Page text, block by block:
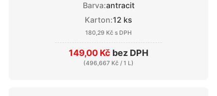
Barva:antracit
Karton:12 ks
180,29 Kč s DPH
149,00 Kč bez DPH
(496,667 Kč / 1 L)